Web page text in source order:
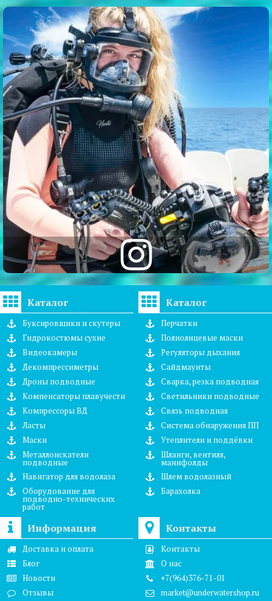
Каталог
Буксировщики и скутеры
Гидрокостюмы сухие
Видеокамеры
Декомпрессиметры
Дроны подводные
Компенсаторы плавучести
Компрессоры ВД
Ласты
Маски
Металлоискатели
подводные
Навигатор для водолаза
Оборудование для
подводно-технических
работ
Каталог
Перчатки
Полнолицевые маски
Регуляторы дыхания
Сайдмаунты
Сварка, резка подводная
Светильники подводные
Связь подводная
Система обнаружения ПП
Утеплители и поддёвки
Шланги, вентиля,
манифолды
Шлем водолазный
Барахолка
Информация
Доставка и оплата
Блог
Новости
Отзывы
Контакты
Контакты
О нас
+7(964)376-71-01
market@underwatershop.ru